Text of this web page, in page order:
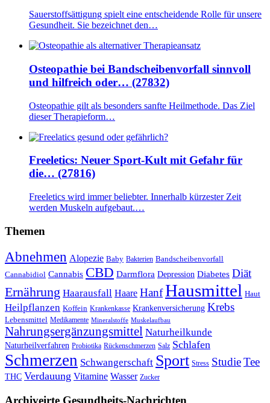
Sauerstoffsättigung spielt eine entscheidende Rolle für unsere
Gesundheit. Sie bezeichnet den…
Osteopathie bei Bandscheibenvorfall sinnvoll
und hilfreich oder… (27832)
Osteopathie gilt als besonders sanfte Heilmethode. Das Ziel
dieser Therapieform…
Freeletics: Neuer Sport-Kult mit Gefahr für
die… (27816)
Freeletics wird immer beliebter. Innerhalb kürzester Zeit
werden Muskeln aufgebaut.…
Themen
Abnehmen Alopezie Baby Bakterien Bandscheibenvorfall
Cannabidiol Cannabis CBD Darmflora Depression Diabetes Diät
Ernährung Haarausfall Haare HanfHausmittel Haut
Heilpflanzen Koffein Krankenkasse Krankenversicherung Krebs
Lebensmittel Medikamente Mineralstoffe Muskelaufbau
Nahrungsergänzungsmittel Naturheilkunde
Naturheilverfahren Probiotika Rückenschmerzen Salz Schlafen
Schmerzen Schwangerschaft Sport Stress StudieTee
THC Verdauung Vitamine Wasser Zucker
Archiveirte Gesundheits-Nachrichten